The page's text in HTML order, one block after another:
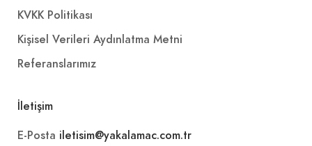
KVKK Politikası
Kişisel Verileri Aydınlatma Metni
Referanslarımız
İletişim
E-Posta iletisim@yakalamac.com.tr